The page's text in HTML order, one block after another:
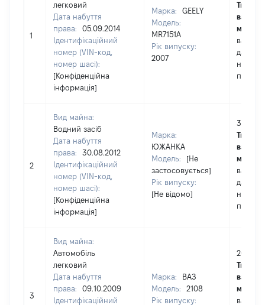
1
легковий
Дата набуття
права:
05.09.2014
Ідентифікаційний
номер (VIN-код,
номер шасі):
[Конфіденційна
інформація]
Марка:
GEELY
Модель:
MR7151A
Рік випуску:
2007
Тип
майна:
дату
набуття
права
2
Вид майна:
Водний засіб
Дата набуття
права:
30.08.2012
Ідентифікаційний
номер (VIN-код,
номер шасі):
[Конфіденційна
інформація]
Марка:
ЮЖАНКА
Модель:
[Не
застосовується]
Рік випуску:
[Не відомо]
3998
Тип
майна:
дату
набуття
права
3
Вид майна:
Автомобіль
легковий
Дата набуття
права:
09.10.2009
Ідентифікаційний
Марка:
ВАЗ
Модель:
2108
Рік випуску:
20000
Тип
майна: